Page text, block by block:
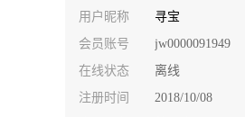
用户昵称
寻宝
会员账号
jw0000091949
在线状态
离线
注册时间
2018/10/08